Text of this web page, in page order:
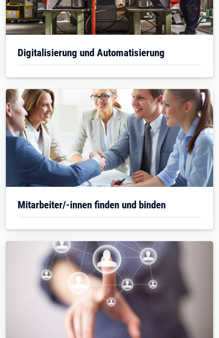
Digitalisierung und Automatisierung
Mitarbeiter/-innen finden und binden